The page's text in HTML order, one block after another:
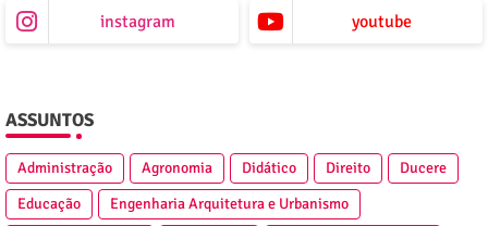
instagram youtube
ASSUNTOS
Administração Agronomia Didático Direito
Ducere
Educação
Engenharia Arquitetura e Urbanismo